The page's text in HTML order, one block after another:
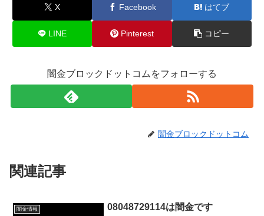
X Facebook はてブ
LINE Pinterest コピー
闇金ブロックドットコムをフォローする
闇金ブロックドットコム
関連記事
闇金情報 08048729114は闇金です